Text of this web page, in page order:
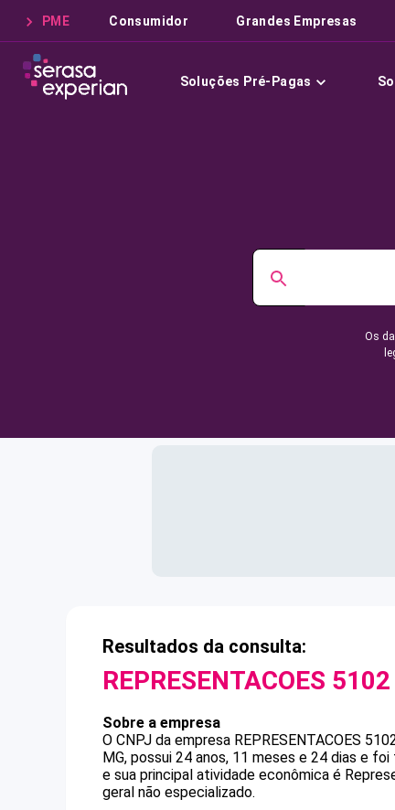
PME Consumidor Grandes Empresas
Soluções Pré-Pagas
Os
Resultados da consulta:
REPRESENTACOES
Sobre a empresa
O CNPJ da empresa REPRESENTACOES
MG, possui 24 anos, 11 meses e 24 dias e
e sua principal atividade econômica é
geral não especializado.